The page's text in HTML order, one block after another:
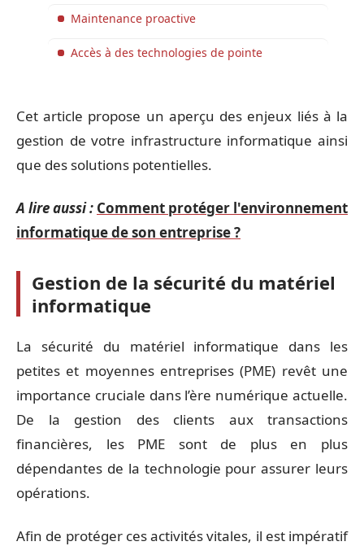
Maintenance proactive
Accès à des technologies de pointe
Cet article propose un aperçu des enjeux liés à la
gestion de votre infrastructure informatique ainsi
que des solutions potentielles.
A lire aussi : Comment protéger l'environnement
informatique de son entreprise ?
Gestion de la sécurité du matériel
informatique
La sécurité du matériel informatique dans les
petites et moyennes entreprises (PME) revêt une
importance cruciale dans l’ère numérique actuelle.
De la gestion des clients aux transactions
financières, les PME sont de plus en plus
dépendantes de la technologie pour assurer leurs
opérations.
Afin de protéger ces activités vitales, il est impératif